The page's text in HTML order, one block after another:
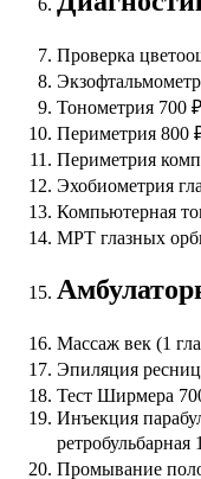
Проверка
Тонометрия 700 ₽
Периметрия 800
Периметрия
Эхобиометрия
Компьютерная
МРТ глазных
Массаж век (1
Эпиляция ресниц
Тест Ширмера
Инъекция
ретробульбарная
Промывание